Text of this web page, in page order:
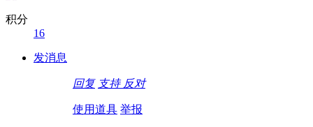
积分
16
发消息
回复 支持 反对
使用道具 举报